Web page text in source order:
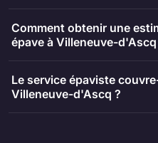
Comment obtenir une
épave à Villeneuve-d'Ascq
Le service épaviste
Villeneuve-d'Ascq ?